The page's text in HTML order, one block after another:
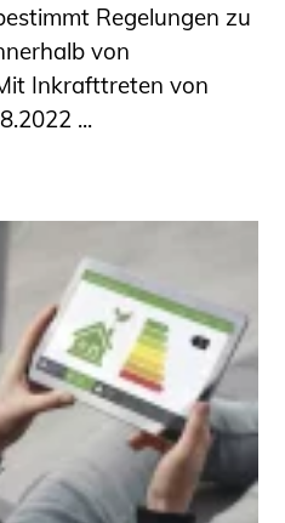
Regelungen zu
von
Inkrafttreten von
...